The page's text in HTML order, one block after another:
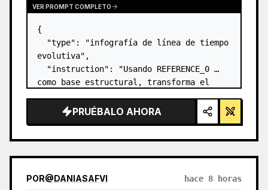
VER PROMPT COMPLETO
{
  "type": "infografía de línea de tiempo
evolutiva",
  "instruction": "Usando REFERENCE_0
como base estructural, transforma el
3D altamente realista. Reemplaza las
rampas lisas por escalones de piedra
PRUÉBALO AHORA
POR@DANIASAFVI hace 8 horas